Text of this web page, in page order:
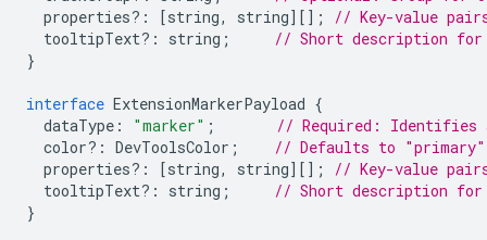
properties?: [string, string][];
// Key-value
tooltipText?: string ;
// Short description
}
interface ExtensionMarkerPayload {
dataType : "marker" ;
// Required: Identifies
color?: DevToolsColor ;
// Defaults to "primary"
properties?: [string, string][];
// Key-value
tooltipText?: string ;
// Short description
}